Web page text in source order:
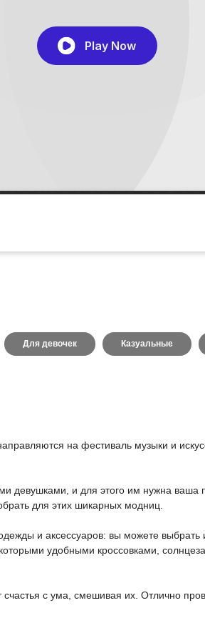
Для девочек Казуальные
на фестиваль музыки и
и для этого им нужна ваша
для этих шикарных модниц.
и аксессуаров: вы можете
удобными кроссовками,
с ума, смешивая их. Отлично